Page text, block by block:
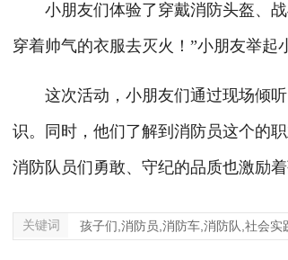
小朋友们体验了穿戴消防头盔、战
穿着帅气的衣服去灭火！”小朋友举起
这次活动，小朋友们通过现场倾听
识。同时，他们了解到消防员这个的
消防队员们勇敢、守纪的品质也激励着
关键词 孩子们,消防员,消防车,消防队,社会实